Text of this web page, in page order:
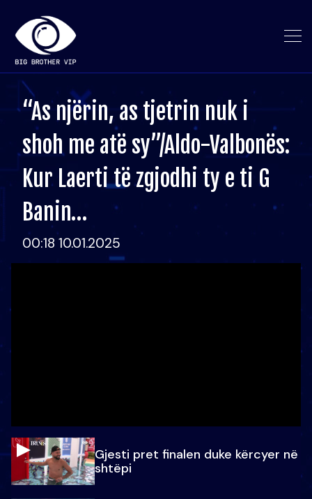
“As njërin, as tjetrin nuk i
shoh me atë sy”/Aldo-Valbonës:
Kur Laerti të zgjodhi ty e ti G
Banin…
00:18 10.01.2025
Gjesti pret finalen duke kërcyer në
shtëpi